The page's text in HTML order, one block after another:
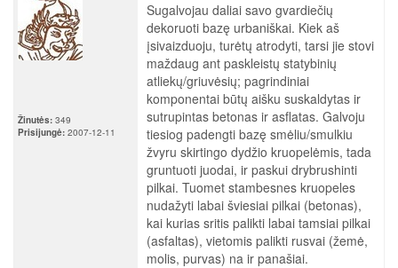
Žinutės: 349
Prisijungė: 2007-12-11
Sugalvojau daliai savo gvardiečių
dekoruoti bazę urbaniškai. Kiek aš
įsivaizduoju, turėtų atrodyti, tarsi jie stovi
maždaug ant paskleistų statybinių
atliekų/griuvėsių; pagrindiniai
komponentai būtų aišku suskaldytas ir
sutrupintas betonas ir asflatas. Galvoju
tiesiog padengti bazę smėliu/smulkiu
žvyru skirtingo dydžio kruopelėmis, tada
gruntuoti juodai, ir paskui drybrushinti
pilkai. Tuomet stambesnes kruopeles
nudažyti labai šviesiai pilkai (betonas),
kai kurias sritis palikti labai tamsiai pilkai
(asfaltas), vietomis palikti rusvai (žemė,
molis, purvas) na ir panašiai.